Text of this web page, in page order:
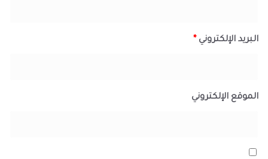
البريد الإلكتروني *
الموقع الإلكتروني